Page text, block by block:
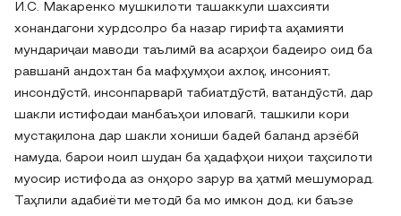
И.С. Макаренко мушкилоти ташаккули шахсияти
хонандагони хурдсолро ба назар гирифта аҳамияти
мундариҷаи маводи таълимӣ ва асарҳои бадеиро оид ба
равшанӣ андохтан ба мафҳумҳои ахлоқ, инсоният,
инсондӯстӣ, инсонпарварӣ табиатдӯстӣ, ватандӯстӣ, дар
шакли истифодаи манбаъҳои иловагӣ, ташкили кори
мустақилона дар шакли хониши бадеӣ баланд арзёбӣ
намуда, барои ноил шудан ба ҳадафҳои ниҳои таҳсилоти
муосир истифода аз онҳоро зарур ва ҳатмӣ мешуморад.
Таҳлили адабиёти методӣ ба мо имкон дод, ки баъзе